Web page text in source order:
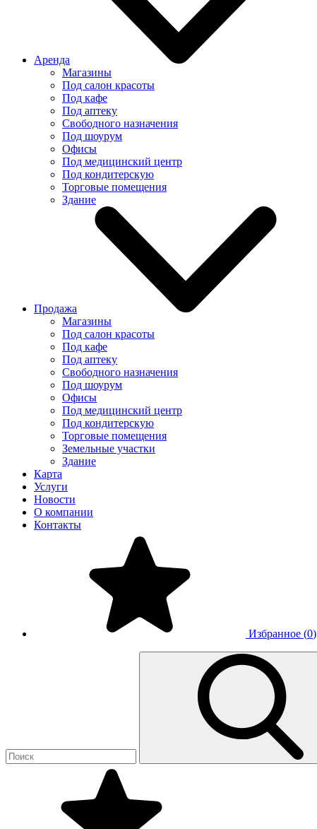
Аренда
Магазины
Под салон красоты
Под кафе
Под аптеку
Свободного назначения
Под шоурум
Офисы
Под медицинский центр
Под кондитерскую
Торговые помещения
Здание
Продажа
Магазины
Под салон красоты
Под кафе
Под аптеку
Свободного назначения
Под шоурум
Офисы
Под медицинский центр
Под кондитерскую
Торговые помещения
Земельные участки
Здание
Карта
Услуги
Новости
О компании
Контакты
Избранное (0)